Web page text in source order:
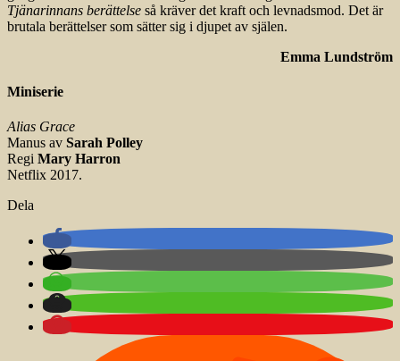
Tjänarinnans berättelse så kräver det kraft och levnadsmod. Det är
brutala berättelser som sätter sig i djupet av själen.
Emma Lundström
Miniserie
Alias Grace
Manus av Sarah Polley
Regi Mary Harron
Netflix 2017.
Dela